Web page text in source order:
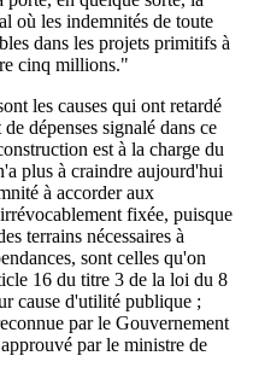
où les indemnités de toute
dans les projets primitifs à
cinq millions."
les causes qui ont retardé
dépenses signalé dans ce
est à la charge du
plus à craindre aujourd'hui
à accorder aux
fixée, puisque
terrains nécessaires à
sont celles qu'on
16 du titre 3 de la loi du 8
cause d'utilité publique ;
par le Gouvernement
par le ministre de